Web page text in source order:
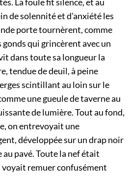
La foule fit silence, et au
de solennité et d'anxiété les
porte tournèrent, comme
qui grincèrent avec un
dans toute sa longueur la
tendue de deuil, à peine
scintillant au loin sur le
une gueule de taverne au
de lumière. Tout au fond,
on entrevoyait une
développée sur un drap noir
pavé. Toute la nef était
remuer confusément